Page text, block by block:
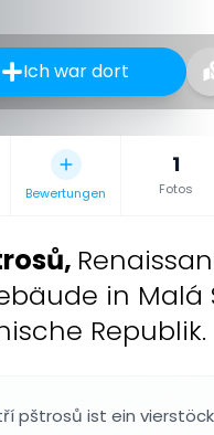
Ich war dort
Bewertungen
1
Fotos
,
in Malá
Republik.
pštrosů ist ein